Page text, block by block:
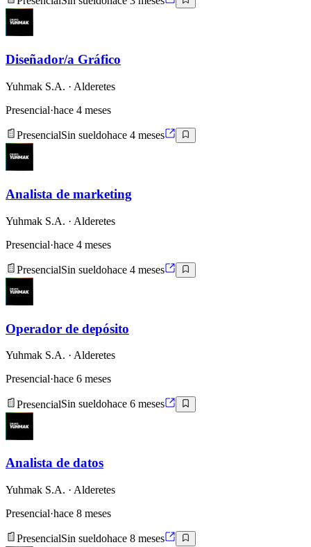
Diseñador/a Gráfico
Yuhmak S.A. · Alderetes
Presencial·hace 4 meses
PresencialSin sueldohace 4 meses
Analista de marketing
Yuhmak S.A. · Alderetes
Presencial·hace 4 meses
PresencialSin sueldohace 4 meses
Operador de depósito
Yuhmak S.A. · Alderetes
Presencial·hace 6 meses
PresencialSin sueldohace 6 meses
Analista de datos
Yuhmak S.A. · Alderetes
Presencial·hace 8 meses
PresencialSin sueldohace 8 meses